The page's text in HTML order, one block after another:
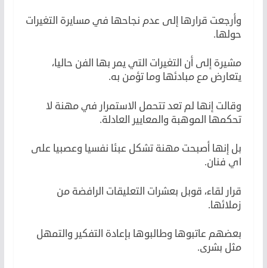
وأرجعت قرارها إلى عدم نجاحها في مسايرة التغيرات
حولها.
مشيرة إلى أن التغيرات التي يمر بها الفن حاليا،
يتعارض مع مبادئها وما تؤمن به.
وقالت إنها لم تعد تتحمل الاستمرار في مهنة لا
تحكمها الموهبة والمعايير العادلة.
بل إنها أصبحت مهنة تشكل عبئا نفسيا وعصبيا على
اي فنان.
قرار لقاء، قوبل بعشرات التعليقات الرافضة من
زملائها.
بعضهم عاتبوها وطالبوها بإعادة التفكير والتمهل
مثل بشرى.